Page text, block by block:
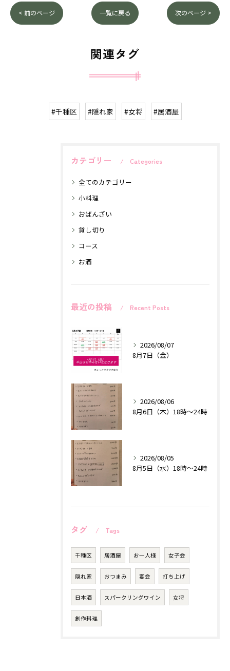
< 前のページ 一覧に戻る 次のページ >
関連タグ
#千種区 #隠れ家 #女将 #居酒屋
カテゴリー Categories
全てのカテゴリー
小料理
おばんざい
貸し切り
コース
お酒
最近の投稿 Recent Posts
2026/08/07
8月7日（金）
2026/08/06
8月6日（木）18時〜24時
2026/08/05
8月5日（水）18時〜24時
タグ Tags
千種区 居酒屋 お一人様 女子会
隠れ家 おつまみ 宴会 打ち上げ
日本酒 スパークリングワイン 女将
創作料理